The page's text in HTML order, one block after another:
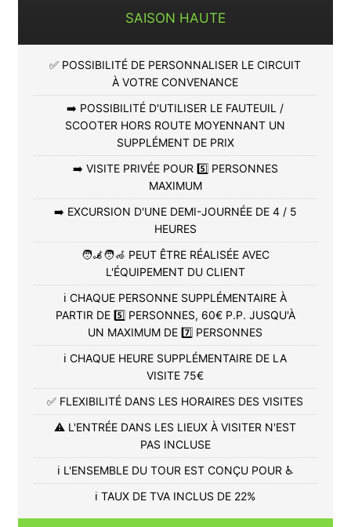
SAISON HAUTE
✅ POSSIBILITÉ DE PERSONNALISER LE CIRCUIT
À VOTRE CONVENANCE
➡️ POSSIBILITÉ D'UTILISER LE FAUTEUIL /
SCOOTER HORS ROUTE MOYENNANT UN
SUPPLÉMENT DE PRIX
➡️ VISITE PRIVÉE POUR 5️⃣ PERSONNES
MAXIMUM
➡️ EXCURSION D'UNE DEMI-JOURNÉE DE 4 / 5
HEURES
🧑‍🦼🧑‍🦽 PEUT ÊTRE RÉALISÉE AVEC
L'ÉQUIPEMENT DU CLIENT
ℹ️ CHAQUE PERSONNE SUPPLÉMENTAIRE À
PARTIR DE 5️⃣ PERSONNES, 60€ P.P. JUSQU'À
UN MAXIMUM DE 7️⃣ PERSONNES
ℹ️ CHAQUE HEURE SUPPLÉMENTAIRE DE LA
VISITE 75€
✅ FLEXIBILITÉ DANS LES HORAIRES DES VISITES
⚠️ L'ENTRÉE DANS LES LIEUX À VISITER N'EST
PAS INCLUSE
ℹ️ L'ENSEMBLE DU TOUR EST CONÇU POUR ♿
ℹ️ TAUX DE TVA INCLUS DE 22%